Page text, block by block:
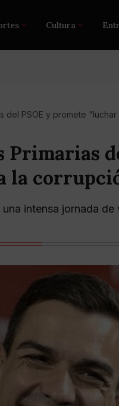
Cultura
del PSOE y promete
Primarias
la
intensa jornada de